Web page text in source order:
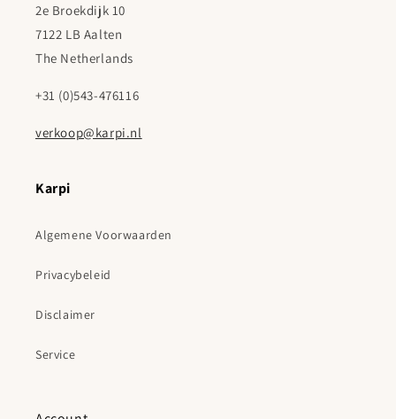
2e Broekdijk 10
7122 LB Aalten
The Netherlands
+31 (0)543-476116
verkoop@karpi.nl
Karpi
Algemene Voorwaarden
Privacybeleid
Disclaimer
Service